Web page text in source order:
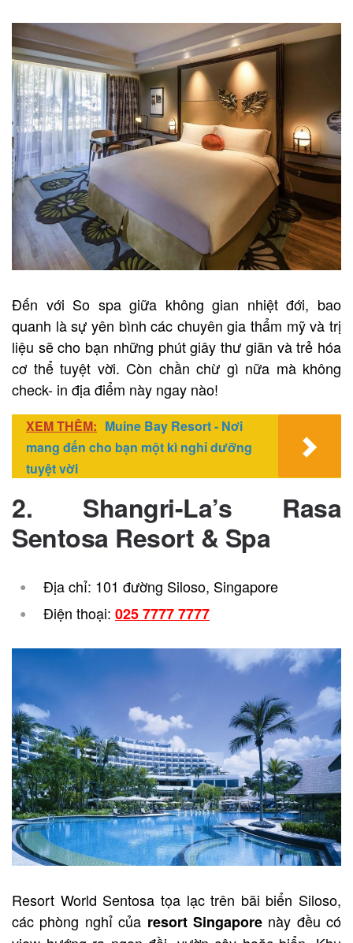
Đến với So spa giữa không gian nhiệt đới, bao
quanh là sự yên bình các chuyên gia thẩm mỹ và trị
liệu sẽ cho bạn những phút giây thư giãn và trẻ hóa
cơ thể tuyệt vời. Còn chần chừ gì nữa mà không
check- in địa điểm này ngay nào!
XEM THÊM: Muine Bay Resort - Nơi
mang đến cho bạn một kì nghỉ dưỡng
tuyệt vời
2. Shangri-La’s Rasa
Sentosa Resort & Spa
Địa chỉ: 101 đường Siloso, Singapore
Điện thoại: 025 7777 7777
Resort World Sentosa tọa lạc trên bãi biển Siloso,
các phòng nghỉ của resort Singaporenày đều có